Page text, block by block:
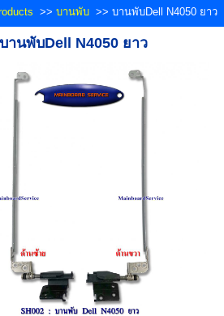
>> บานพับ >> บานพับDell N4050 ยาว
านพับDell N4050 ยาว